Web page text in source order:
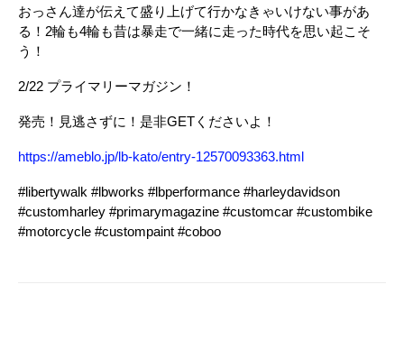
おっさん達が伝えて盛り上げて行かなきゃいけない事があ
る！2輪も4輪も昔は暴走で一緒に走った時代を思い起こそ
う！
2/22 プライマリーマガジン！
発売！見逃さずに！是非GETくださいよ！
https://ameblo.jp/lb-kato/entry-12570093363.html
#libertywalk #lbworks #lbperformance #harleydavidson
#customharley #primarymagazine #customcar #custombike
#motorcycle #custompaint #coboo